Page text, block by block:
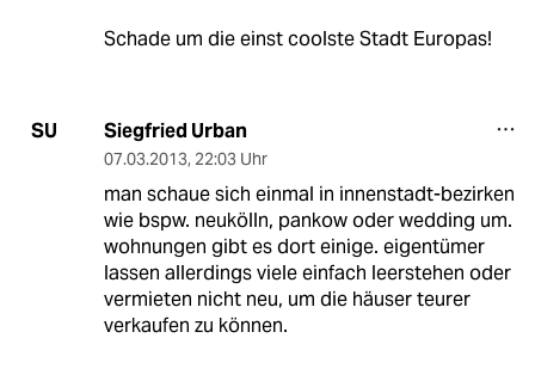
Schade um die einst coolste Stadt Europas!
SU Siegfried Urban
07.03.2013, 22:03 Uhr
man schaue sich einmal in innenstadt-bezirken
wie bspw. neukölln, pankow oder wedding um.
wohnungen gibt es dort einige. eigentümer
lassen allerdings viele einfach leerstehen oder
vermieten nicht neu, um die häuser teurer
verkaufen zu können.